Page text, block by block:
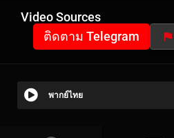
Video Sources
ติดตาม Telegram
พากย์ไทย